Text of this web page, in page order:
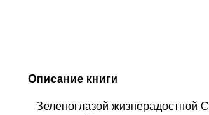
Описание книги
Зеленоглазой жизнерадостной